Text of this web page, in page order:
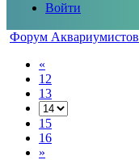
Войти
Форум Аквариумистов
«
12
13
15
16
»